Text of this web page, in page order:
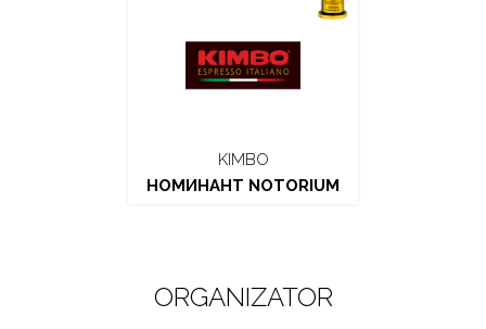
KIMBO
НОМИНАНТ NOTORIUM
ORGANIZATOR